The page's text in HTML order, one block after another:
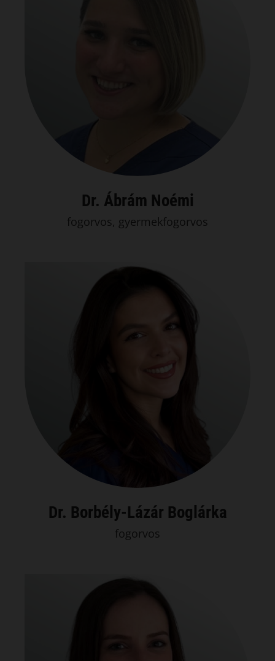
Dr. Ábrám Noémi
fogorvos, gyermekfogorvos
Dr. Borbély-Lázár Boglárka
fogorvos